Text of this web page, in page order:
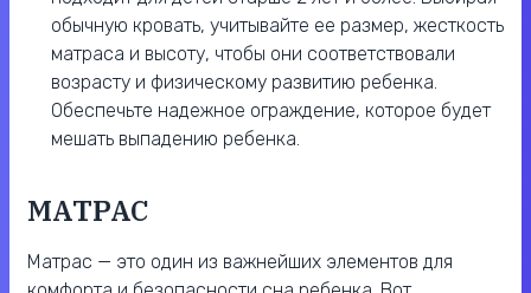
обычную кровать, учитывайте ее размер, жесткость
матраса и высоту, чтобы они соответствовали
возрасту и физическому развитию ребенка.
Обеспечьте надежное ограждение, которое будет
мешать выпадению ребенка.
МАТРАС
Матрас — это один из важнейших элементов для